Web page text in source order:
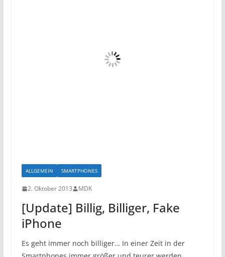
ALLGEMEIN SMARTPHONES
2. Oktober 2013 MDK
[Update] Billig, Billiger, Fake
iPhone
Es geht immer noch billiger… In einer Zeit in der